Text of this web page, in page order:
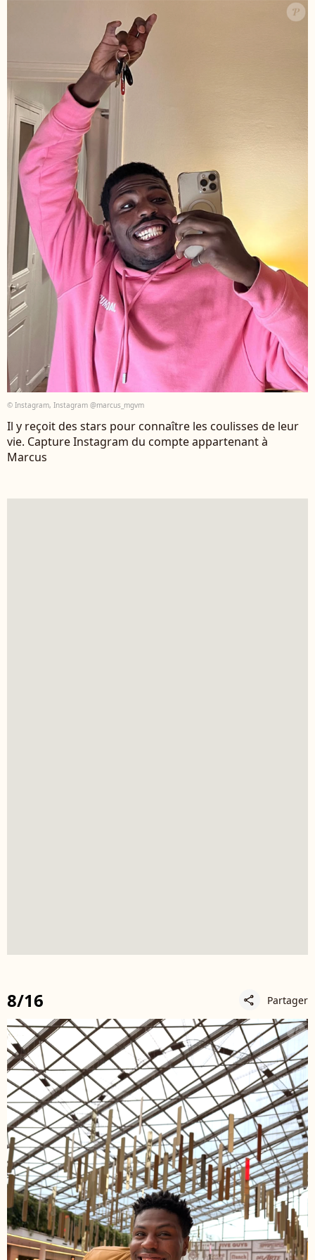
© Instagram, Instagram @marcus_mgvm
Il y reçoit des stars pour connaître les coulisses de leur
vie. Capture Instagram du compte appartenant à
Marcus
8/16 share Partager